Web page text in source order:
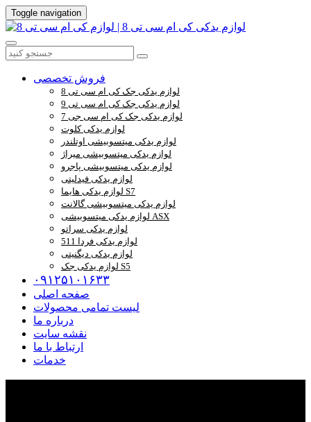
Toggle navigation
فروش تخصصی
لوازم یدکی جک کی ام سی تی 8
لوازم یدکی جک کی ام سی تی 9
لوازم یدکی جک کی ام سی جی 7
لوازم یدکی کلوت
لوازم یدکی میتسوبیشی اوتلندر
لوازم یدکی میتسوبیشی میراژ
لوازم یدکی میتسوبیشی پاجرو
لوازم یدکی فیدلیتی
لوازم یدکی هایما S7
لوازم یدکی میتسوبیشی گالانت
لوازم یدکی میتسوبیشی ASX
لوازم یدکی سراتو
لوازم یدکی فردا 511
لوازم یدکی دیگنیتی
لوازم یدکی جک S5
۰۹۱۲۵۱۰۱۶۳۳
صفحه اصلی
لیست تمامی محصولات
درباره ما
نقشه سایت
ارتباط با ما
خدمات